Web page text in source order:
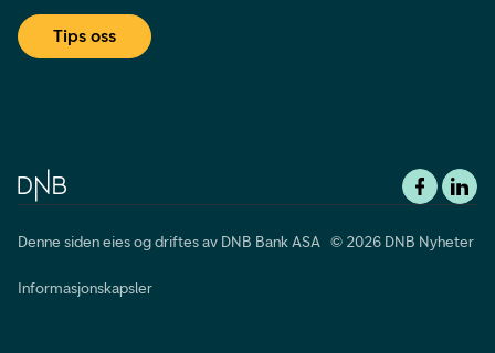
Tips oss
Denne siden eies og driftes av DNB Bank ASA © 2026 DNB Nyheter
Informasjonskapsler